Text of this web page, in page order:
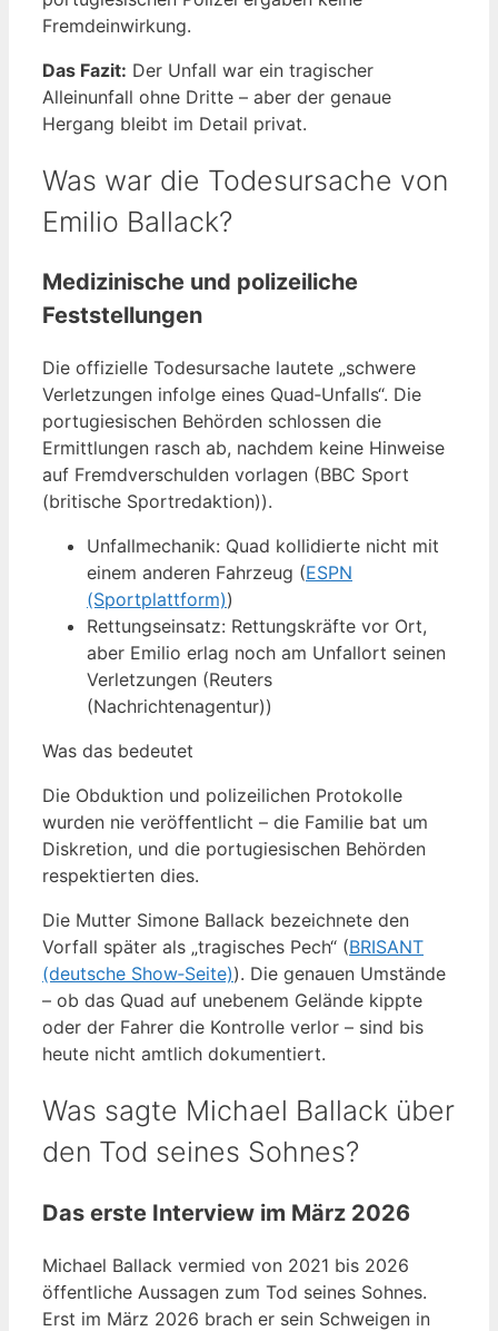
Fremdeinwirkung.
Das Fazit: Der Unfall war ein tragischer
Alleinunfall ohne Dritte – aber der genaue
Hergang bleibt im Detail privat.
Was war die Todesursache von
Emilio Ballack?
Medizinische und polizeiliche
Feststellungen
Die offizielle Todesursache lautete „schwere
Verletzungen infolge eines Quad‑Unfalls“. Die
portugiesischen Behörden schlossen die
Ermittlungen rasch ab, nachdem keine Hinweise
auf Fremdverschulden vorlagen (BBC Sport
(britische Sportredaktion)).
Unfallmechanik: Quad kollidierte nicht mit
einem anderen Fahrzeug (ESPN
(Sportplattform))
Rettungseinsatz: Rettungskräfte vor Ort,
aber Emilio erlag noch am Unfallort seinen
Verletzungen (Reuters
(Nachrichtenagentur))
Was das bedeutet
Die Obduktion und polizeilichen Protokolle
wurden nie veröffentlicht – die Familie bat um
Diskretion, und die portugiesischen Behörden
respektierten dies.
Die Mutter Simone Ballack bezeichnete den
Vorfall später als „tragisches Pech“ (BRISANT
(deutsche Show‑Seite)). Die genauen Umstände
– ob das Quad auf unebenem Gelände kippte
oder der Fahrer die Kontrolle verlor – sind bis
heute nicht amtlich dokumentiert.
Was sagte Michael Ballack über
den Tod seines Sohnes?
Das erste Interview im März 2026
Michael Ballack vermied von 2021 bis 2026
öffentliche Aussagen zum Tod seines Sohnes.
Erst im März 2026 brach er sein Schweigen in